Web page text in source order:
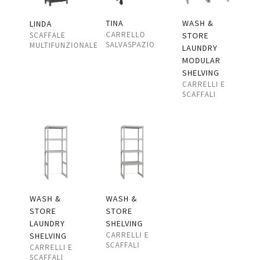
LINDA
SCAFFALE
MULTIFUNZIONALE
TINA
CARRELLO
SALVASPAZIO
WASH &
STORE
LAUNDRY
MODULAR
SHELVING
CARRELLI E
SCAFFALI
WASH &
STORE
LAUNDRY
SHELVING
CARRELLI E
SCAFFALI
WASH &
STORE
SHELVING
CARRELLI E
SCAFFALI